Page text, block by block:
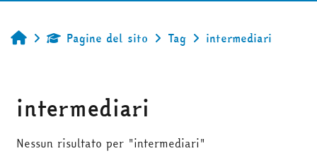
HomePagine del sito Tag intermediari
intermediari
Nessun risultato per "intermediari"